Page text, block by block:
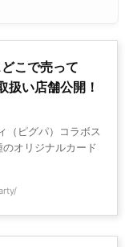
こで売って
い店舗公開！
（ピグパ）コラボス
オリジナルカード